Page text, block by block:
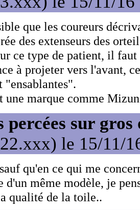
que les coureurs
des extenseurs des
ce type de patient, il faut
à projeter vers l'avant,
une marque comme
percées sur
le 15/11/
qu'en ce qui me
d'un même modèle, je
qualité de la toile..